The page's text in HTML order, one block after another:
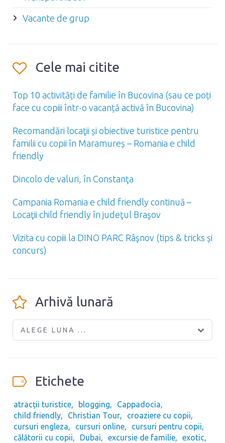
Vacante de grup
Cele mai citite
Top 10 activități de familie în Bucovina (sau ce poți
face cu copiii într-o vacanță activă în Bucovina)
Recomandări locaţii și obiective turistice pentru
familii cu copii în Maramureș – Romania e child
friendly
Dincolo de valuri, în Constanţa
Campania Romania e child friendly continuă –
Locaţii child friendly în judeţul Braşov
Vizita cu copiii la DINO PARC Râşnov (tips & tricks și
concurs)
Arhivă lunară
ALEGE LUNA ...
Etichete
atracții turistice blogging
Cappadocia
child friendly
Christian Tour
croaziere cu copii
cursuri engleza
cursuri online
cursuri pentru copii
călătorii cu copii
Dubai excursie de familie
exotic